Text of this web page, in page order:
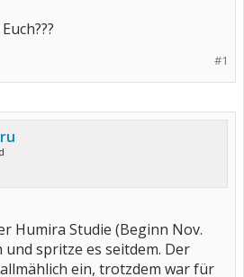
#1
Humira Studie (Beginn Nov.
spritze es seitdem. Der
ein, trotzdem war für